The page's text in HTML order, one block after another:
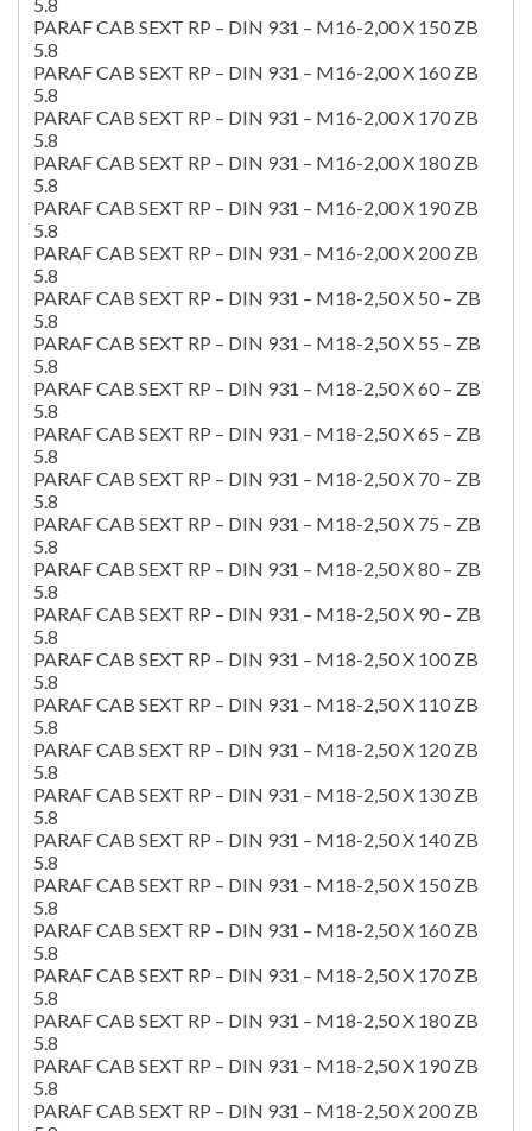
PARAF CAB SEXT RP – DIN 931 – M16-2,00 X 150 ZB
5.8
PARAF CAB SEXT RP – DIN 931 – M16-2,00 X 160 ZB
5.8
PARAF CAB SEXT RP – DIN 931 – M16-2,00 X 170 ZB
5.8
PARAF CAB SEXT RP – DIN 931 – M16-2,00 X 180 ZB
5.8
PARAF CAB SEXT RP – DIN 931 – M16-2,00 X 190 ZB
5.8
PARAF CAB SEXT RP – DIN 931 – M16-2,00 X 200 ZB
5.8
PARAF CAB SEXT RP – DIN 931 – M18-2,50 X 50 – ZB
5.8
PARAF CAB SEXT RP – DIN 931 – M18-2,50 X 55 – ZB
5.8
PARAF CAB SEXT RP – DIN 931 – M18-2,50 X 60 – ZB
5.8
PARAF CAB SEXT RP – DIN 931 – M18-2,50 X 65 – ZB
5.8
PARAF CAB SEXT RP – DIN 931 – M18-2,50 X 70 – ZB
5.8
PARAF CAB SEXT RP – DIN 931 – M18-2,50 X 75 – ZB
5.8
PARAF CAB SEXT RP – DIN 931 – M18-2,50 X 80 – ZB
5.8
PARAF CAB SEXT RP – DIN 931 – M18-2,50 X 90 – ZB
5.8
PARAF CAB SEXT RP – DIN 931 – M18-2,50 X 100 ZB
5.8
PARAF CAB SEXT RP – DIN 931 – M18-2,50 X 110 ZB
5.8
PARAF CAB SEXT RP – DIN 931 – M18-2,50 X 120 ZB
5.8
PARAF CAB SEXT RP – DIN 931 – M18-2,50 X 130 ZB
5.8
PARAF CAB SEXT RP – DIN 931 – M18-2,50 X 140 ZB
5.8
PARAF CAB SEXT RP – DIN 931 – M18-2,50 X 150 ZB
5.8
PARAF CAB SEXT RP – DIN 931 – M18-2,50 X 160 ZB
5.8
PARAF CAB SEXT RP – DIN 931 – M18-2,50 X 170 ZB
5.8
PARAF CAB SEXT RP – DIN 931 – M18-2,50 X 180 ZB
5.8
PARAF CAB SEXT RP – DIN 931 – M18-2,50 X 190 ZB
5.8
PARAF CAB SEXT RP – DIN 931 – M18-2,50 X 200 ZB